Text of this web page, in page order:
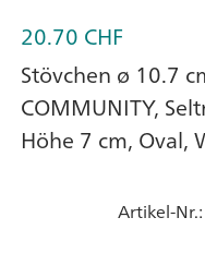
20.70 CHF
Stövchen ø 10.7
COMMUNITY,
Höhe 7 cm, Oval,
Artikel-Nr.